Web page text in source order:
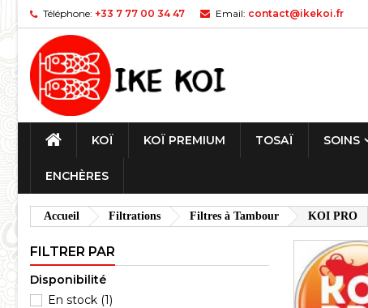
Téléphone: +33 7 77 00 34 47 Email: contact@ikekoi.fr
KOÏ KOÏ PREMIUM TOSAÏ SOINS
ENCHÈRES
Accueil Filtrations Filtres à Tambour KOI PRO
FILTRER PAR
Disponibilité
En stock (1)